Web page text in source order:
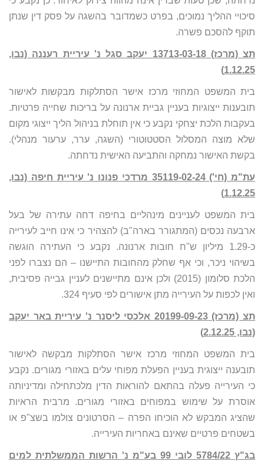
סיכויי ההליך נמוכים, בפרט כשמדובר בהשגה על פסק דין שנתן
תוקף להסכם פשרה.
תצ (מרכז) 13713-03-18 יעקב סגל נ' עיריית רעננה (נבו,
1.12.25)
בית המשפט המחוזי מרכז אישר הסתלקות מבקשות לאישור
תובענות ייצוגיות בעניין גביית ארנונה על בריכות שחייה פרטיות.
בעקבות הלכת יצחקי נקבע כי אין תוחלת בניהול הליך ייצוגי מקום
שלא מוצה המסלול הסטטוטורי (השגה, ערר, ערעור מנהלי).
בקשת האישור נמחקה והתביעה האישית נדחתה.
עת"מ (חי') 35119-02-24 מרדכי פנונו נ' עיריית חיפה (נבו,
1.12.25)
בית המשפט לעניינים מינהליים בחיפה דחה עתירה של בעל
ארבעה נכסים (המתגורר בארה"ב) להצהיר כי אינו חייב לעירייה
כ-1.29 מיליון ש"ח חובות ארנונה. נקבע כי העתירה הוגשה
בשיהוי ניכר, וכי אף שחלק מהחובות התיישנו – הם נצברו לפני
הלכת סלומון (2015) ולכן אינם מתיישנים לעניין גבייה פסיבית,
ואין לכפות על העירייה מתן אישורים לפי סעיף 324.
תצ (מרכז) 20199-09-23 אלכסי ליסנר נ' עיריית באר יעקב
(נבו, 2.12.25)
בית המשפט המחוזי מרכז אישר הסתלקות מבקשה לאישור
תובענה ייצוגית בעניין הפעלת מפוחי עלים באזורי מגורים. נקבע
כי העירייה פעלה בהתאם להוראות הדין מלכתחילה ומדיניותה
אוסרת על שימוש במפוחים באזורי מגורים. מרבית הראיות
שהציג המבקש לא הוכיחו הפרה – הסרטונים צולמו בשצ"פ או
בשטחים פרטיים שאינם באחריות העירייה.
בג"ץ 5784/22 לובי 99 בע"מ נ' הרשות הממשלתית למים